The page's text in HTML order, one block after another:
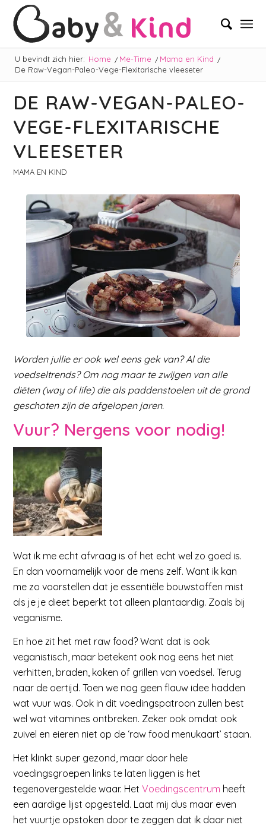
U bevindt zich hier: Home / Me-Time / Mama en Kind /
De Raw-Vegan-Paleo-Vege-Flexitarische vleeseter
DE RAW-VEGAN-PALEO-
VEGE-FLEXITARISCHE
VLEESETER
MAMA EN KIND
Worden jullie er ook wel eens gek van? Al die
voedseltrends? Om nog maar te zwijgen van alle
diëten (way of life) die als paddenstoelen uit de grond
geschoten zijn de afgelopen jaren.
Vuur? Nergens voor nodig!
Wat ik me echt afvraag is of het echt wel zo goed is.
En dan voornamelijk voor de mens zelf. Want ik kan
me zo voorstellen dat je essentiële bouwstoffen mist
als je je dieet beperkt tot alleen plantaardig. Zoals bij
veganisme.
En hoe zit het met raw food? Want dat is ook
veganistisch, maar betekent ook nog eens het niet
verhitten, braden, koken of grillen van voedsel. Terug
naar de oertijd. Toen we nog geen flauw idee hadden
wat vuur was. Ook in dit voedingspatroon zullen best
wel wat vitamines ontbreken. Zeker ook omdat ook
zuivel en eieren niet op de ‘raw food menukaart’ staan.
Het klinkt super gezond, maar door hele
voedingsgroepen links te laten liggen is het
tegenovergestelde waar. HetVoedingscentrum heeft
een aardige lijst opgesteld. Laat mij dus maar even
het vuurtje opstoken door te zeggen dat ik daar niet